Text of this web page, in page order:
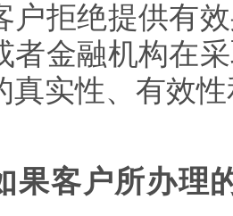
户拒绝提供有
者金融机构在
真实性、有效
果客户所办理